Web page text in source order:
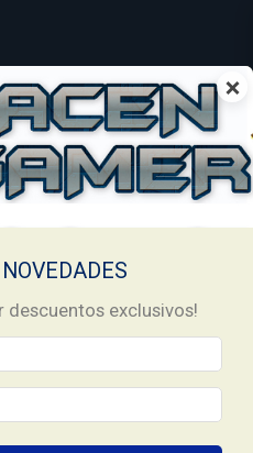
×
descuentos exclusivos!
Filtrar
- 13 %